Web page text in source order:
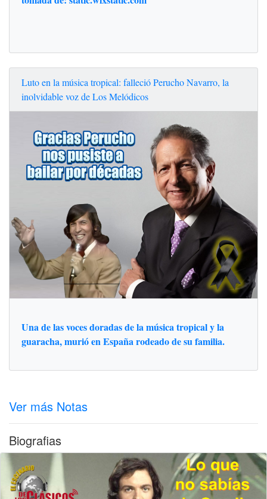
Luto en la música tropical: falleció Perucho Navarro, la
inolvidable voz de Los Melódicos
Una de las voces doradas de la música tropical y la
guaracha, murió en España rodeado de su familia.
Ver más Notas
Biografias